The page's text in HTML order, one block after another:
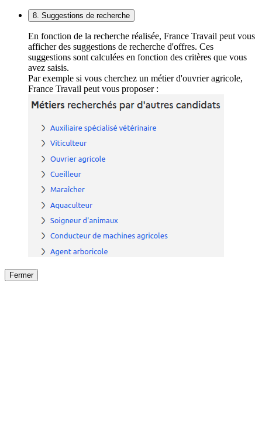
8. Suggestions de recherche
En fonction de la recherche réalisée, France Travail peut vous
afficher des suggestions de recherche d'offres. Ces
suggestions sont calculées en fonction des critères que vous
avez saisis.
Par exemple si vous cherchez un métier d'ouvrier agricole,
France Travail peut vous proposer :
Fermer